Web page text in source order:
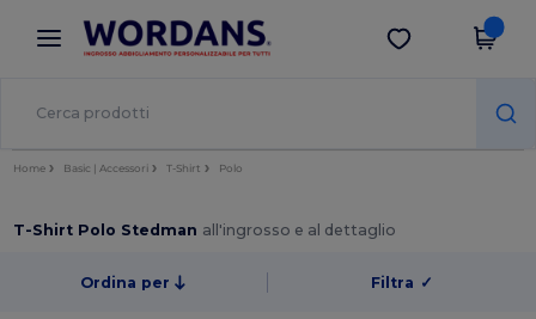
× App Wordans
Prezzi migliori sull'app!
Scarica app
Home Basic | Accessori T-Shirt Polo
T-Shirt Polo Stedman all'ingrosso e al dettaglio
Ordina per Filtra ✓